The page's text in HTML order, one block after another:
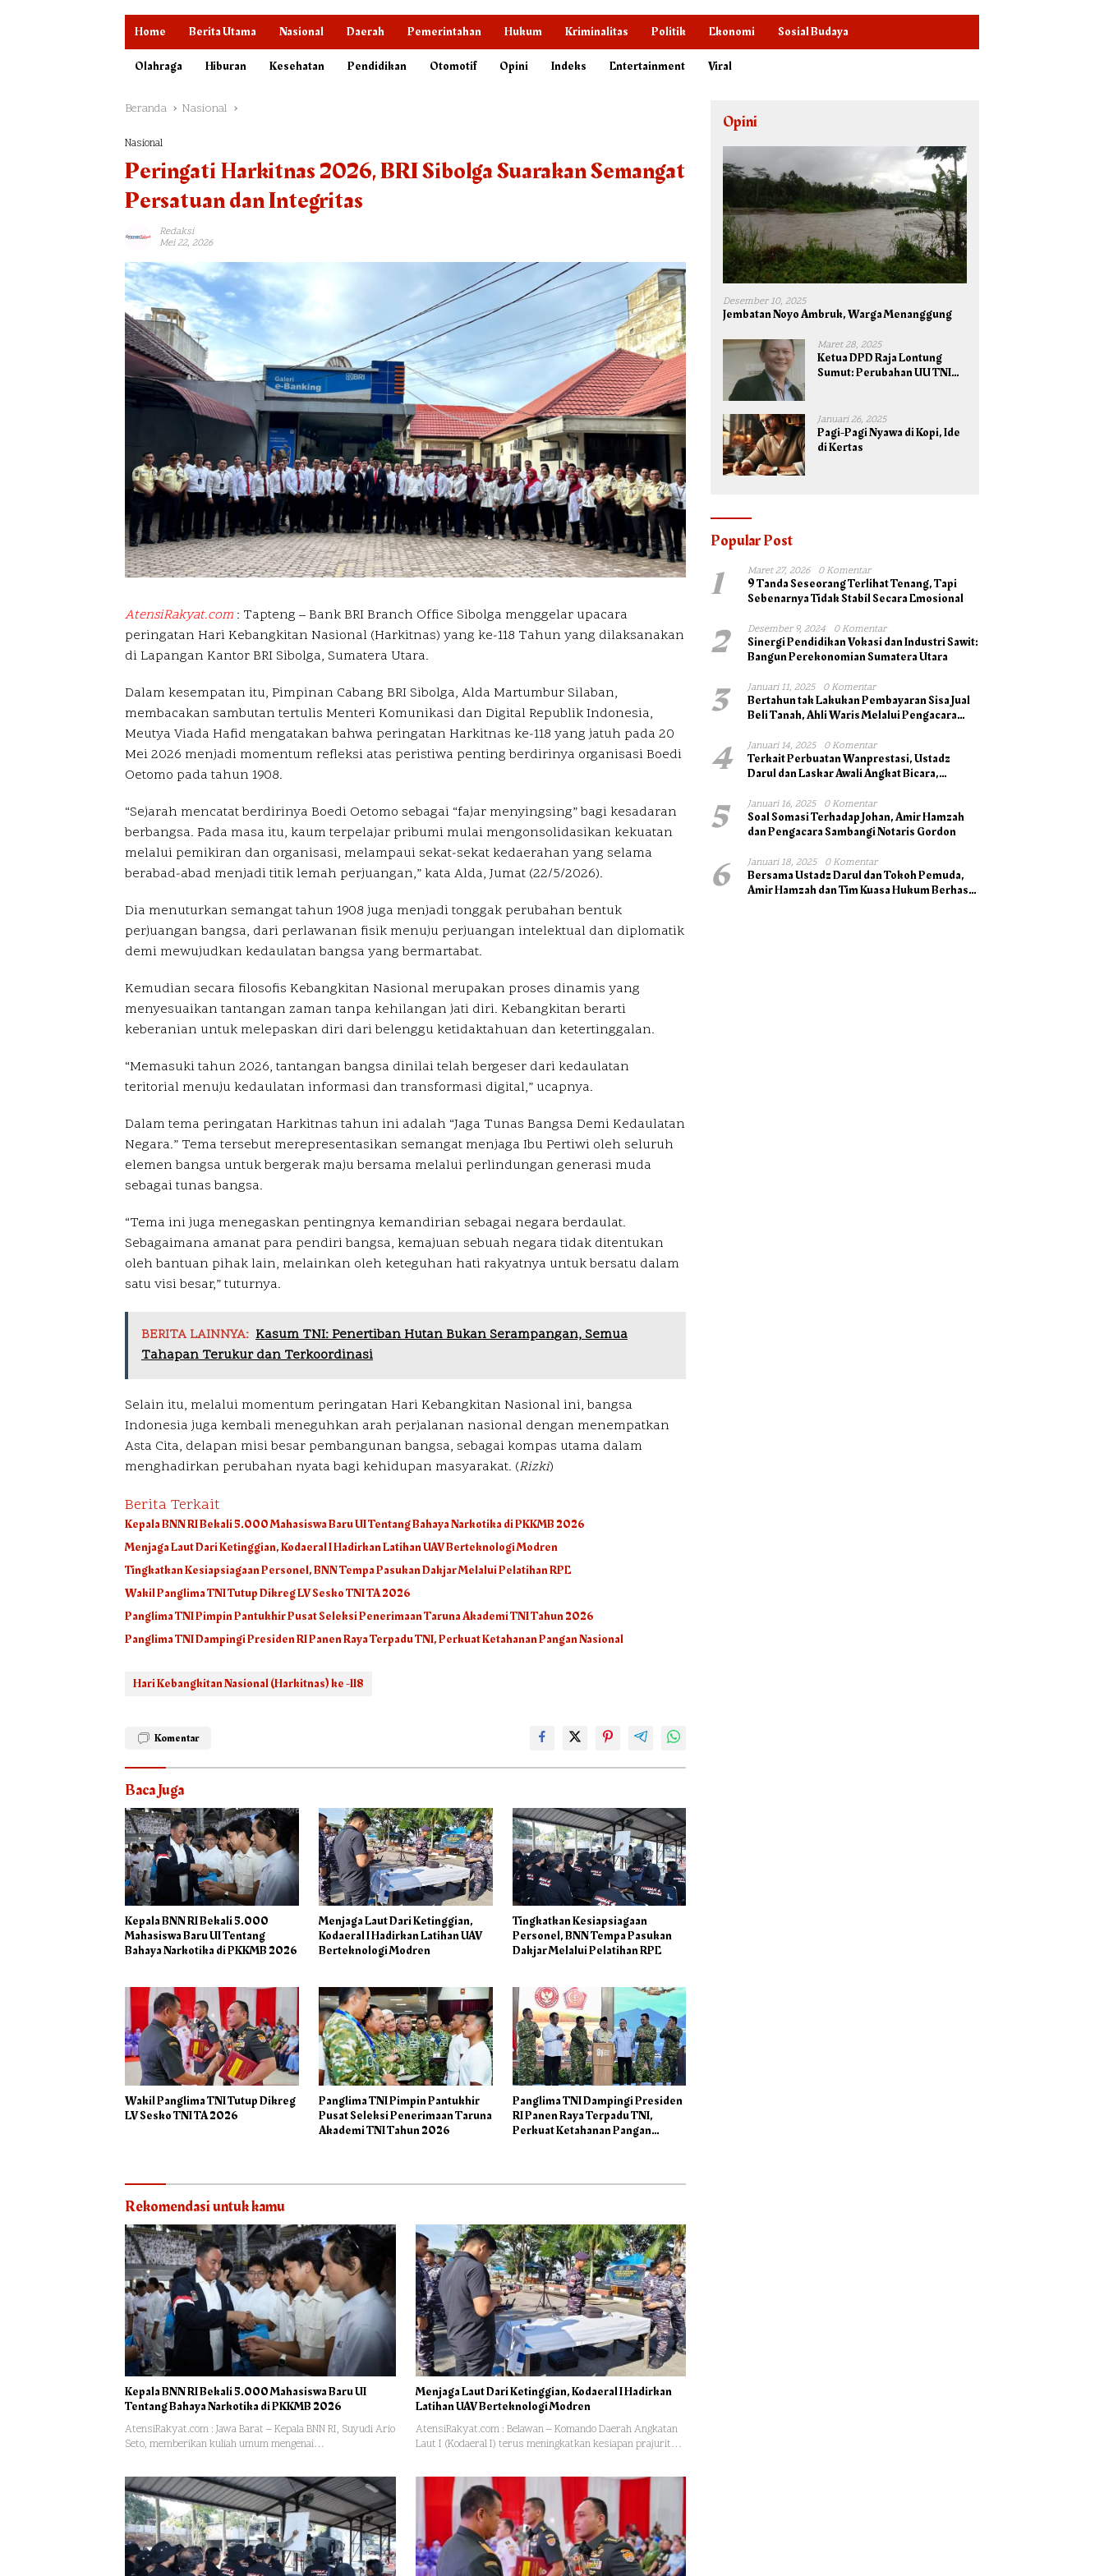
Home Berita Utama Nasional Daerah Pemerintahan Hukum Kriminalitas Politik Ekonomi
Sosial Budaya
Olahraga
Hiburan Kesehatan Pendidikan Otomotif Opini Indeks Entertainment Viral
Beranda Nasional
Nasional
Peringati Harkitnas 2026, BRI Sibolga Suarakan Semangat
Persatuan dan Integritas
Redaksi
Mei 22, 2026
AtensiRakyat.com : Tapteng – Bank BRI Branch Office Sibolga menggelar upacara
peringatan Hari Kebangkitan Nasional (Harkitnas) yang ke-118 Tahun yang dilaksanakan
di Lapangan Kantor BRI Sibolga, Sumatera Utara.
Dalam kesempatan itu, Pimpinan Cabang BRI Sibolga, Alda Martumbur Silaban,
membacakan sambutan tertulis Menteri Komunikasi dan Digital Republik Indonesia,
Meutya Viada Hafid mengatakan bahwa peringatan Harkitnas ke-118 yang jatuh pada 20
Mei 2026 menjadi momentum refleksi atas peristiwa penting berdirinya organisasi Boedi
Oetomo pada tahun 1908.
“Sejarah mencatat berdirinya Boedi Oetomo sebagai “fajar menyingsing” bagi kesadaran
berbangsa. Pada masa itu, kaum terpelajar pribumi mulai mengonsolidasikan kekuatan
melalui pemikiran dan organisasi, melampaui sekat-sekat kedaerahan yang selama
berabad-abad menjadi titik lemah perjuangan,” kata Alda, Jumat (22/5/2026).
Dia menuturkan semangat tahun 1908 juga menjadi tonggak perubahan bentuk
perjuangan bangsa, dari perlawanan fisik menuju perjuangan intelektual dan diplomatik
demi mewujudkan kedaulatan bangsa yang bermartabat.
Kemudian secara filosofis Kebangkitan Nasional merupakan proses dinamis yang
menyesuaikan tantangan zaman tanpa kehilangan jati diri. Kebangkitan berarti
keberanian untuk melepaskan diri dari belenggu ketidaktahuan dan ketertinggalan.
“Memasuki tahun 2026, tantangan bangsa dinilai telah bergeser dari kedaulatan
teritorial menuju kedaulatan informasi dan transformasi digital,” ucapnya.
Dalam tema peringatan Harkitnas tahun ini adalah “Jaga Tunas Bangsa Demi Kedaulatan
Negara.” Tema tersebut merepresentasikan semangat menjaga Ibu Pertiwi oleh seluruh
elemen bangsa untuk bergerak maju bersama melalui perlindungan generasi muda
sebagai tunas bangsa.
“Tema ini juga menegaskan pentingnya kemandirian sebagai negara berdaulat.
Sebagaimana amanat para pendiri bangsa, kemajuan sebuah negara tidak ditentukan
oleh bantuan pihak lain, melainkan oleh keteguhan hati rakyatnya untuk bersatu dalam
satu visi besar,” tuturnya.
BERITA LAINNYA: Kasum TNI: Penertiban Hutan Bukan Serampangan, Semua
Tahapan Terukur dan Terkoordinasi
Selain itu, melalui momentum peringatan Hari Kebangkitan Nasional ini, bangsa
Indonesia juga kembali meneguhkan arah perjalanan nasional dengan menempatkan
Asta Cita, delapan misi besar pembangunan bangsa, sebagai kompas utama dalam
menghadirkan perubahan nyata bagi kehidupan masyarakat. (Rizki)
Berita Terkait
Kepala BNN RI Bekali 5.000 Mahasiswa Baru UI Tentang Bahaya Narkotika di PKKMB 2026
Menjaga Laut Dari Ketinggian, Kodaeral I Hadirkan Latihan UAV Berteknologi Modren
Tingkatkan Kesiapsiagaan Personel, BNN Tempa Pasukan Dakjar Melalui Pelatihan RPE
Wakil Panglima TNI Tutup Dikreg LV Sesko TNI TA 2026
Panglima TNI Pimpin Pantukhir Pusat Seleksi Penerimaan Taruna Akademi TNI Tahun 2026
Panglima TNI Dampingi Presiden RI Panen Raya Terpadu TNI, Perkuat Ketahanan Pangan Nasional
Hari Kebangkitan Nasional (Harkitnas) ke -118
Komentar
Baca Juga
Kepala BNN RI Bekali 5.000
Mahasiswa Baru UI Tentang
Bahaya Narkotika di PKKMB 2026
Menjaga Laut Dari Ketinggian,
Kodaeral I Hadirkan Latihan UAV
Berteknologi Modren
Tingkatkan Kesiapsiagaan
Personel, BNN Tempa Pasukan
Dakjar Melalui Pelatihan RPE
Wakil Panglima TNI Tutup Dikreg
LV Sesko TNI TA 2026
Panglima TNI Pimpin Pantukhir
Pusat Seleksi Penerimaan Taruna
Akademi TNI Tahun 2026
Panglima TNI Dampingi Presiden
RI Panen Raya Terpadu TNI,
Perkuat Ketahanan Pangan
Rekomendasi untuk kamu
Kepala BNN RI Bekali 5.000 Mahasiswa Baru UI
Tentang Bahaya Narkotika di PKKMB 2026
AtensiRakyat.com : Jawa Barat – Kepala BNN RI, Suyudi Ario
Seto, memberikan kuliah umum mengenai…
Menjaga Laut Dari Ketinggian, Kodaeral I Hadirkan
Latihan UAV Berteknologi Modren
AtensiRakyat.com : Belawan – Komando Daerah Angkatan
Laut I (Kodaeral I) terus meningkatkan kesiapan prajurit…
Opini
Desember 10, 2025
Jembatan Noyo Ambruk, Warga Menanggung
Maret 28, 2025
Ketua DPD Raja Lontung
Sumut: Perubahan UU TNI
Kepentingan Negara dan
Bangsa
Januari 26, 2025
Pagi-Pagi Nyawa di Kopi, Ide
di Kertas
Popular Post
1 Maret 27, 2026 0 Komentar
9 Tanda Seseorang Terlihat Tenang, Tapi
Sebenarnya Tidak Stabil Secara Emosional
2 Desember 9, 2024 0 Komentar
Sinergi Pendidikan Vokasi dan Industri Sawit:
Bangun Perekonomian Sumatera Utara
3 Januari 11, 2025 0 Komentar
Bertahun tak Lakukan Pembayaran Sisa Jual
Beli Tanah, Ahli Waris Melalui Pengacara
4 Januari 14, 2025 0 Komentar
Terkait Perbuatan Wanprestasi, Ustadz
Darul dan Laskar Awali Angkat Bicara,
5 Januari 16, 2025 0 Komentar
Soal Somasi Terhadap Johan, Amir Hamzah
dan Pengacara Sambangi Notaris Gordon
6 Januari 18, 2025 0 Komentar
Bersama Ustadz Darul dan Tokoh Pemuda,
Amir Hamzah dan Tim Kuasa Hukum Berhasil